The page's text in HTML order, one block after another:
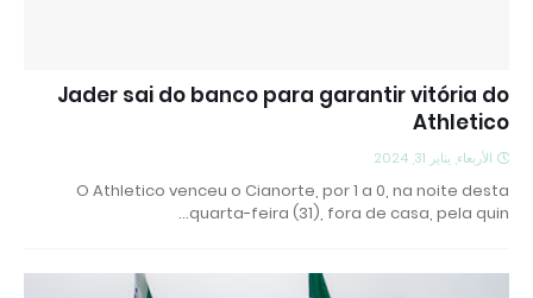
Jader sai do banco para garantir vitória do
Athletico
الأربعاء, يناير 31, 2024
O Athletico venceu o Cianorte, por 1 a 0, na noite desta
quarta-feira (31), fora de casa, pela quin…